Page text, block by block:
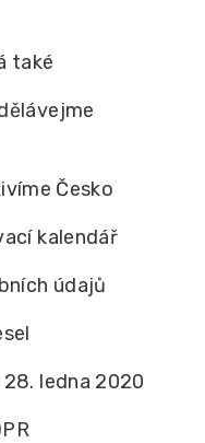
také
Česko
kalendář
údajů
ledna 2020